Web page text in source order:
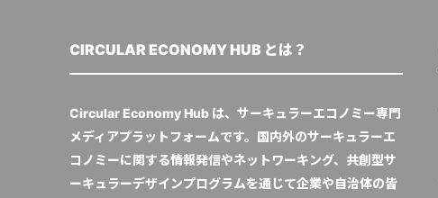
CIRCULAR ECONOMY HUB とは？
Circular Economy Hub は、サーキュラーエコノミー専門
メディアプラットフォームです。国内外のサーキュラーエ
コノミーに関する情報発信やネットワーキング、共創型サ
ーキュラーデザインプログラムを通じて企業や自治体の皆